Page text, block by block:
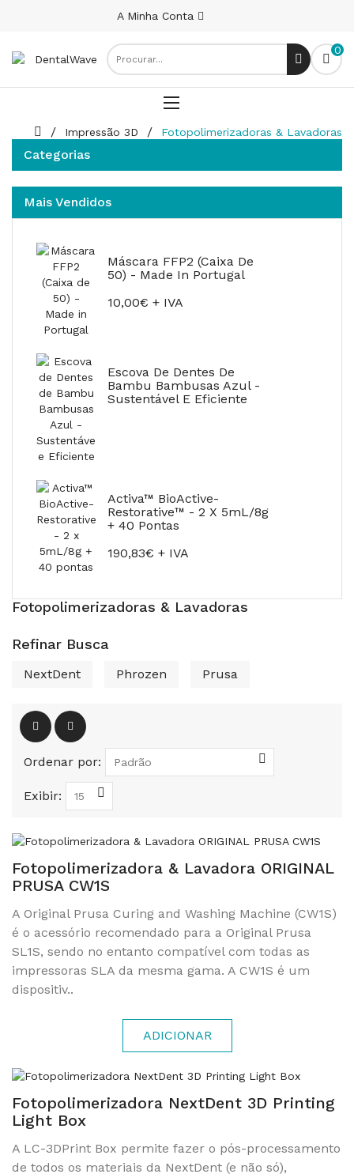
A Minha Conta
0
Impressão 3D Fotopolimerizadoras & Lavadoras
Categorias
Mais Vendidos
Máscara FFP2 (Caixa De
50) - Made In Portugal
10,00€ + IVA
Escova De Dentes De
Bambu Bambusas Azul -
Sustentável E Eficiente
Activa™ BioActive-
Restorative™ - 2 X 5mL/8g
+ 40 Pontas
190,83€ + IVA
Fotopolimerizadoras & Lavadoras
Refinar Busca
NextDent Phrozen Prusa
Ordenar por:
Exibir:
Fotopolimerizadora & Lavadora ORIGINAL
PRUSA CW1S
A Original Prusa Curing and Washing Machine (CW1S)
é o acessório recomendado para a Original Prusa
SL1S, sendo no entanto compatível com todas as
impressoras SLA da mesma gama. A CW1S é um
dispositiv..
ADICIONAR
Fotopolimerizadora NextDent 3D Printing
Light Box
A LC-3DPrint Box permite fazer o pós-processamento
de todos os materiais da NextDent (e não só),